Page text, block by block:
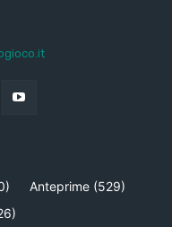
Anteprime (529)